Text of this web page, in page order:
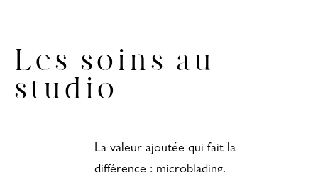
Les soins au
studio
La valeur ajoutée qui fait la